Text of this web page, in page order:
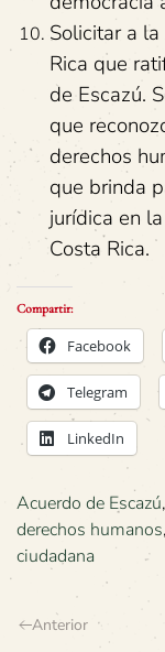
Solicitar a
Rica que
de Escazú.
que
derechos
que brinda
jurídica en
Costa Rica.
Compartir:
Facebook
Telegram
LinkedIn
Acuerdo de Escazú,
derechos humanos,
ciudadana
Anterior